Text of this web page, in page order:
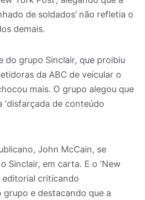
de soldados’ não refletia o
demais.
do grupo Sinclair, que proibiu
da ABC de veicular o
mais. O grupo alegou que
‘disfarçada de conteúdo
John McCain, se
Sinclair, em carta. E o ‘New
editorial criticando
grupo e destacando que a